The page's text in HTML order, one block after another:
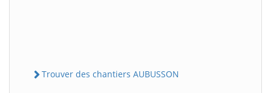
Trouver des chantiers AUBUSSON